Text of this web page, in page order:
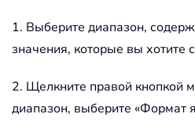
1. Выберите диапазон,
значения, которые вы хотите
2. Щелкните правой кнопкой
диапазон, выберите «Формат